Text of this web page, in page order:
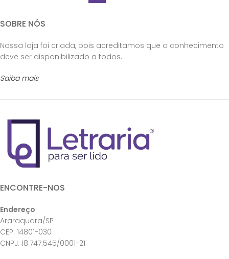
SOBRE NÓS
Nossa loja foi criada, pois acreditamos que o conhecimento
deve ser disponibilizado a todos.
Saiba mais
ENCONTRE-NOS
Endereço
Araraquara/SP
CEP: 14801-030
CNPJ: 18.747.545/0001-21